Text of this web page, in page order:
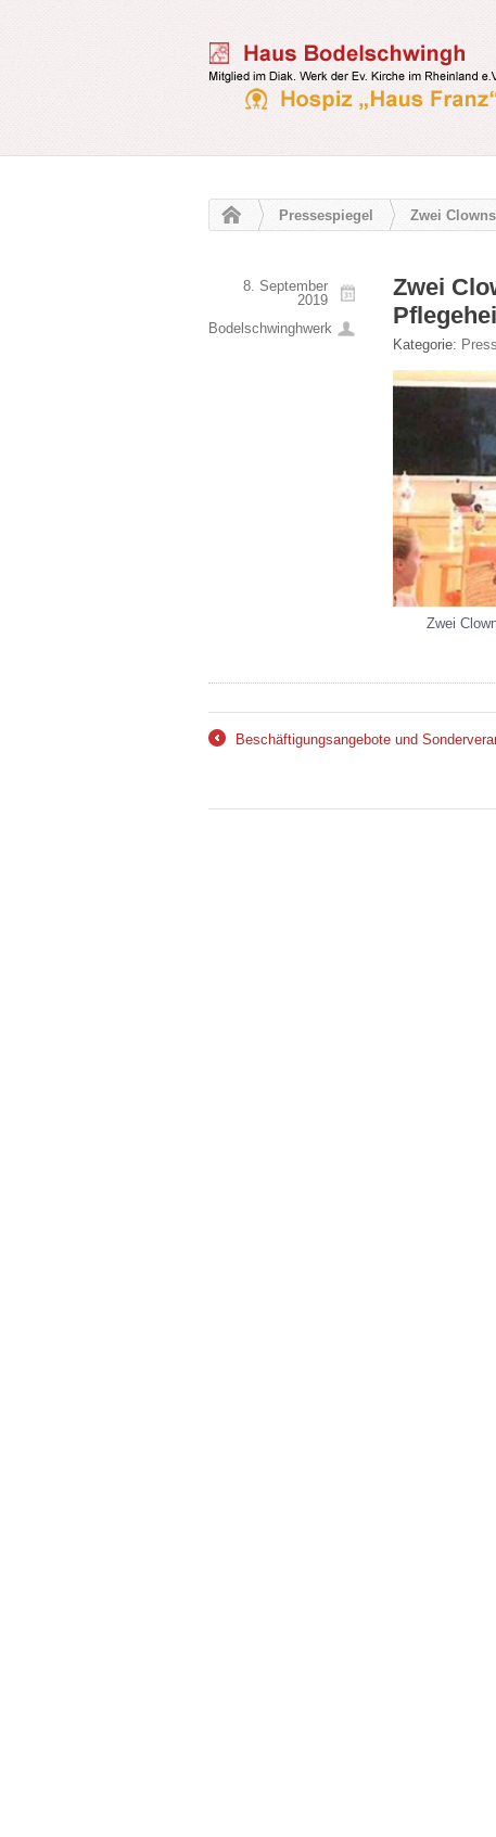
Pressespiegel Zwei
8. September
2019
Bodelschwinghwerk
Zwei
Kategorie:
Zwei
Beschäftigungsangebote und